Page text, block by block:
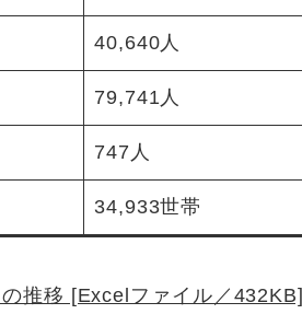
40,640人
79,741人
747人
34,933世帯
推移 [Excelファイル／432KB]